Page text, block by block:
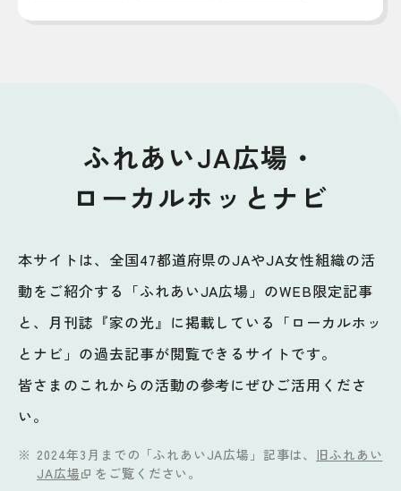
ふれあいJA広場・
ローカルホッとナビ
本サイトは、全国47都道府県のJAやJA女性組織の活
動をご紹介する「ふれあいJA広場」のWEB限定記事
と、月刊誌『家の光』に掲載している「ローカルホッ
とナビ」の過去記事が閲覧できるサイトです。
皆さまのこれからの活動の参考にぜひご活用くださ
い。
2024年3月までの「ふれあいJA広場」記事は、 旧ふれあい
JA広場
をご覧ください。